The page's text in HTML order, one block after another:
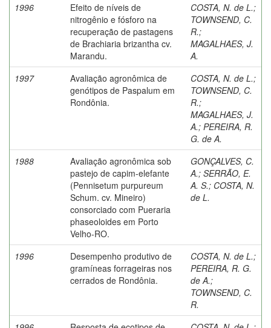
1996
Efeito de níveis de
nitrogênio e fósforo na
recuperação de pastagens
de Brachiaria brizantha cv.
Marandu.
COSTA, N. de L.;
TOWNSEND, C.
R.;
MAGALHAES, J.
A.
1997
Avaliação agronômica de
genótipos de Paspalum em
Rondônia.
COSTA, N. de L.;
TOWNSEND, C.
R.;
MAGALHAES, J.
A.; PEREIRA, R.
G. de A.
1988
Avaliação agronômica sob
pastejo de capim-elefante
(Pennisetum purpureum
Schum. cv. Mineiro)
consorciado com Pueraria
phaseoloides em Porto
Velho-RO.
GONÇALVES, C.
A.; SERRÃO, E.
A. S.; COSTA, N.
de L.
1996
Desempenho produtivo de
gramíneas forrageiras nos
cerrados de Rondônia.
COSTA, N. de L.;
PEREIRA, R. G.
de A.;
TOWNSEND, C.
R.